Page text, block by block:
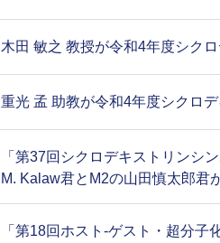
木田 敏之 教授が令和4年度シク
重光 孟 助教が令和4年度シクロ
「第37回シクロデキストリンシ
M. Kalaw君とM2の山田慎太郎君
「第18回ホスト-ゲスト・超分